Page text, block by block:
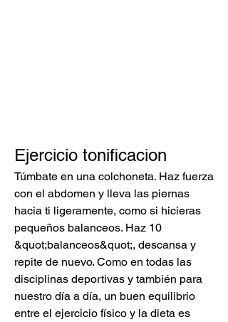
Ejercicio tonificacion
Túmbate en una colchoneta. Haz fuerza
con el abdomen y lleva las piernas
hacia ti ligeramente, como si hicieras
pequeños balanceos. Haz 10
&quot;balanceos&quot;, descansa y
repite de nuevo. Como en todas las
disciplinas deportivas y también para
nuestro día a día, un buen equilibrio
entre el ejercicio físico y la dieta es